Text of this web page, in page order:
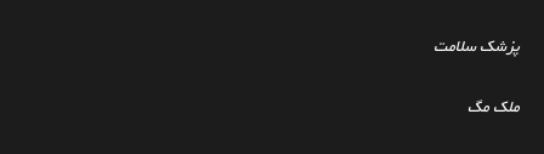
پزشک سلامت
ملک مگ